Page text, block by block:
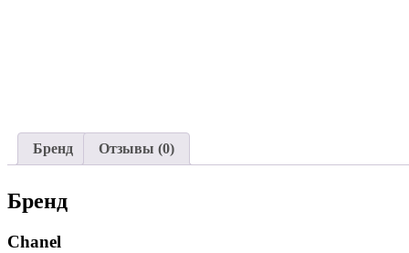
Бренд Отзывы (0)
Бренд
Chanel